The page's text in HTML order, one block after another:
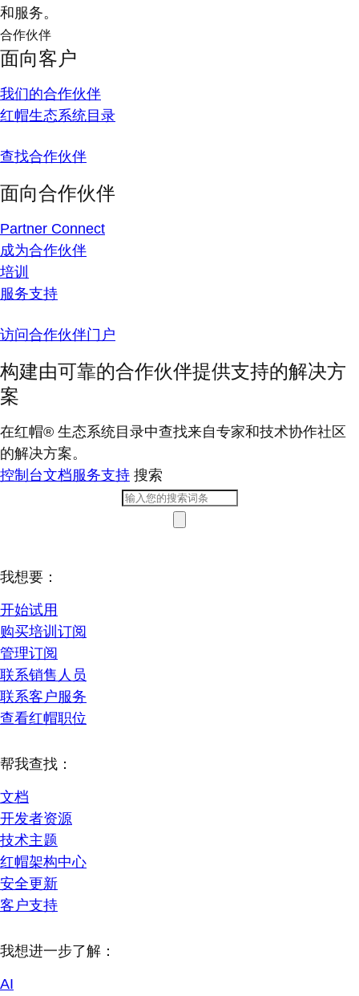
和服务。
合作伙伴
面向客户
我们的合作伙伴
红帽生态系统目录
查找合作伙伴
面向合作伙伴
Partner Connect
成为合作伙伴
培训
服务支持
访问合作伙伴门户
构建由可靠的合作伙伴提供支持的解决方
案
在红帽® 生态系统目录中查找来自专家和技术协作社区
的解决方案。
控制台文档服务支持 搜索
我想要：
开始试用
购买培训订阅
管理订阅
联系销售人员
联系客户服务
查看红帽职位
帮我查找：
文档
开发者资源
技术主题
红帽架构中心
安全更新
客户支持
我想进一步了解：
AI